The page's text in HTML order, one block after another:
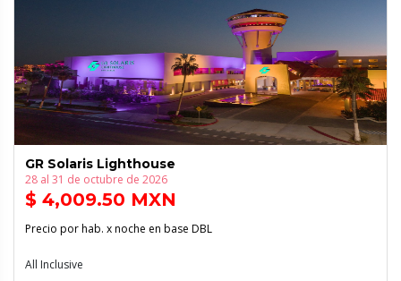
GR Solaris Lighthouse
28 al 31 de octubre de 2026
$ 4,009.50 MXN
Precio por hab. x noche en base DBL
All Inclusive